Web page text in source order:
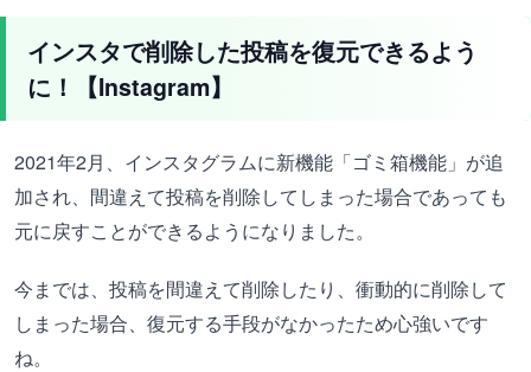
インスタで削除した投稿を復元できるよう
に！【Instagram】
2021年2月、インスタグラムに新機能「ゴミ箱機能」が追
加され、間違えて投稿を削除してしまった場合であっても
元に戻すことができるようになりました。
今までは、投稿を間違えて削除したり、衝動的に削除して
しまった場合、復元する手段がなかったため心強いです
ね。